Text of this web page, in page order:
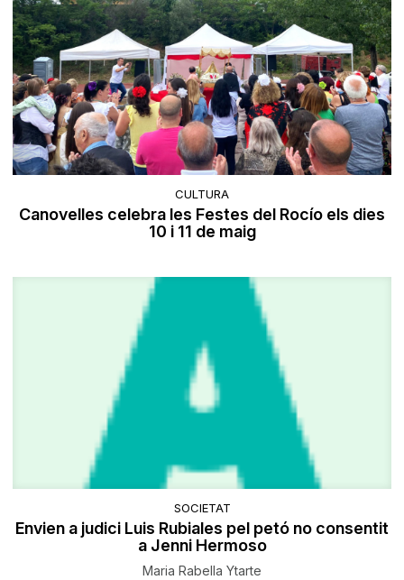
CULTURA
Canovelles celebra les Festes del Rocío els dies
10 i 11 de maig
SOCIETAT
Envien a judici Luis Rubiales pel petó no consentit
a Jenni Hermoso
Maria Rabella Ytarte